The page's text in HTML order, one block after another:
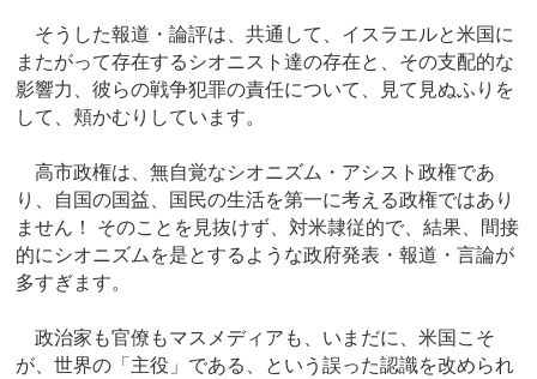
そうした報道・論評は、共通して、イスラエルと米国に
またがって存在するシオニスト達の存在と、その支配的な
影響力、彼らの戦争犯罪の責任について、見て見ぬふりを
して、頬かむりしています。
高市政権は、無自覚なシオニズム・アシスト政権であ
り、自国の国益、国民の生活を第一に考える政権ではあり
ません！ そのことを見抜けず、対米隷従的で、結果、間接
的にシオニズムを是とするような政府発表・報道・言論が
多すぎます。
政治家も官僚もマスメディアも、いまだに、米国こそ
が、世界の「主役」である、という誤った認識を改められ